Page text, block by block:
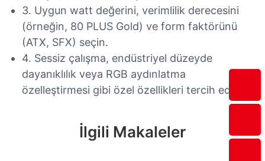
3. Uygun watt değerini, verimlilik derecesini
(örneğin, 80 PLUS Gold) ve form faktörünü
(ATX, SFX) seçin.
4. Sessiz çalışma, endüstriyel düzeyde
dayanıklılık veya RGB aydınlatma
özelleştirmesi gibi özel özellikleri tercih edin.
İlgili Makaleler